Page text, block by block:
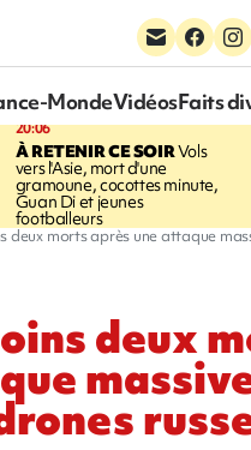
MondeVidéosFaits
20:06
À RETENIR CE SOIRVols
vers l'Asie, mort d'une
gramoune, cocottes minute,
Guan Di et jeunes
footballeurs
deux morts après une attaque
deux